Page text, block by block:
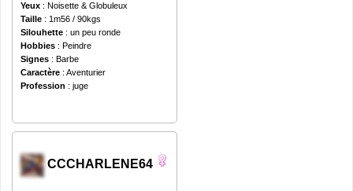
Yeux : Noisette & Globuleux
Taille : 1m56 / 90kgs
Silouhette : un peu ronde
Hobbies : Peindre
Signes : Barbe
Caractère : Aventurier
Profession : juge
CCCHARLENE64